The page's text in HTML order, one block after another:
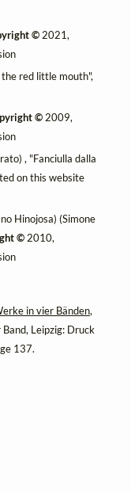
© 2021,
red little mouth",
© 2009,
, "Fanciulla dalla
on this website
Hinojosa) (Simone
©2010,
in vier Bänden,
Leipzig: Druck
137.